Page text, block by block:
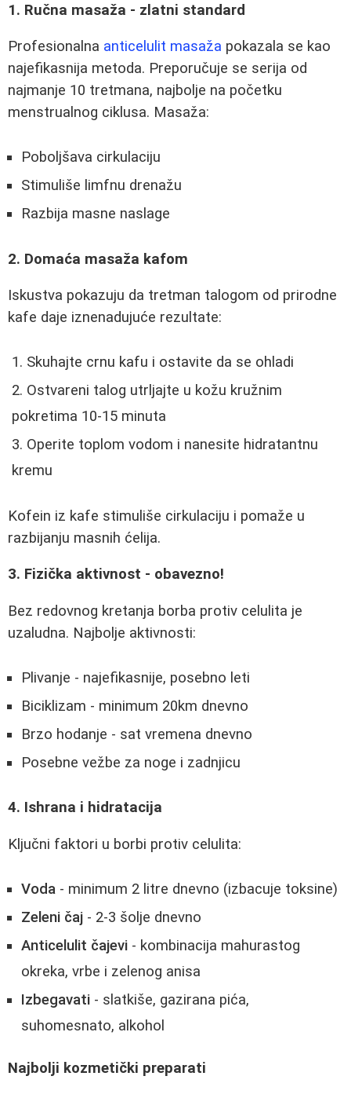
1. Ručna masaža - zlatni standard
Profesionalna anticelulit masaža pokazala se kao
najefikasnija metoda. Preporučuje se serija od
najmanje 10 tretmana, najbolje na početku
menstrualnog ciklusa. Masaža:
Poboljšava cirkulaciju
Stimuliše limfnu drenažu
Razbija masne naslage
2. Domaća masaža kafom
Iskustva pokazuju da tretman talogom od prirodne
kafe daje iznenadujuće rezultate:
Skuhajte crnu kafu i ostavite da se ohladi
Ostvareni talog utrljajte u kožu kružnim
pokretima 10-15 minuta
Operite toplom vodom i nanesite hidratantnu
kremu
Kofein iz kafe stimuliše cirkulaciju i pomaže u
razbijanju masnih ćelija.
3. Fizička aktivnost - obavezno!
Bez redovnog kretanja borba protiv celulita je
uzaludna. Najbolje aktivnosti:
Plivanje - najefikasnije, posebno leti
Biciklizam - minimum 20km dnevno
Brzo hodanje - sat vremena dnevno
Posebne vežbe za noge i zadnjicu
4. Ishrana i hidratacija
Ključni faktori u borbi protiv celulita:
Voda - minimum 2 litre dnevno (izbacuje toksine)
Zeleni čaj - 2-3 šolje dnevno
Anticelulit čajevi - kombinacija mahurastog
okreka, vrbe i zelenog anisa
Izbegavati - slatkiše, gazirana pića,
suhomesnato, alkohol
Najbolji kozmetički preparati